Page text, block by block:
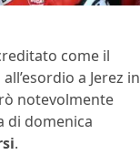
come il
a Jerez in
notevolmente
di domenica
.